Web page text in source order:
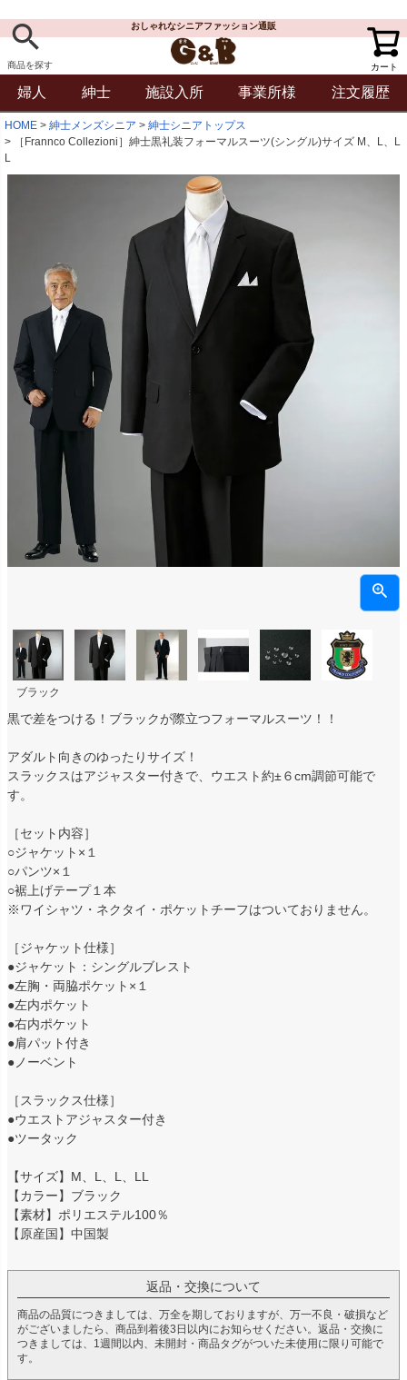
商品を探す
おしゃれなシニアファッション通販
カート
婦人 紳士 施設入所 事業所様 注文履歴
HOME 紳士メンズシニア
紳士シニアトップス
［Frannco Collezioni］紳士黒礼装フォーマルスーツ(シングル)サイズ M、L、L
L
ブラック
黒で差をつける！ブラックが際立つフォーマルスーツ！！
アダルト向きのゆったりサイズ！
スラックスはアジャスター付きで、ウエスト約±６cm調節可能で
す。
［セット内容］
○ジャケット×１
○パンツ×１
○裾上げテープ１本
※ワイシャツ・ネクタイ・ポケットチーフはついておりません。
［ジャケット仕様］
●ジャケット：シングルブレスト
●左胸・両脇ポケット×１
●左内ポケット
●右内ポケット
●肩パット付き
●ノーベント
［スラックス仕様］
●ウエストアジャスター付き
●ツータック
【サイズ】M、L、L、LL
【カラー】ブラック
【素材】ポリエステル100％
【原産国】中国製
返品・交換について
商品の品質につきましては、万全を期しておりますが、万一不良・破損など
がございましたら、商品到着後3日以内にお知らせください。返品・交換に
つきましては、1週間以内、未開封・商品タグがついた未使用に限り可能で
す。